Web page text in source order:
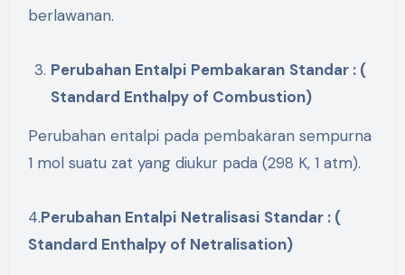
berlawanan.
Perubahan Entalpi Pembakaran Standar : (
Standard Enthalpy of Combustion)
Perubahan entalpi pada pembakaran sempurna
1 mol suatu zat yang diukur pada (298 K, 1 atm).
4.Perubahan Entalpi Netralisasi Standar: (
Standard Enthalpy of Netralisation)